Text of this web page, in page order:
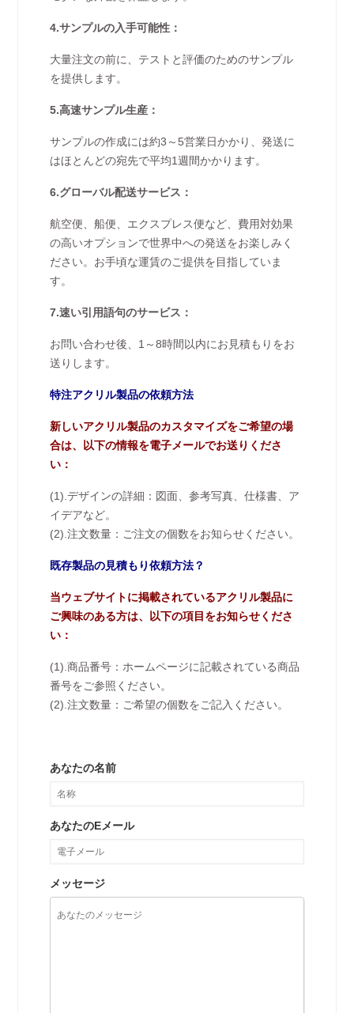
4.サンプルの入手可能性：
大量注文の前に、テストと評価のためのサンプル
を提供します。
5.高速サンプル生産：
サンプルの作成には約3～5営業日かかり、発送に
はほとんどの宛先で平均1週間かかります。
6.グローバル配送サービス：
航空便、船便、エクスプレス便など、費用対効果
の高いオプションで世界中への発送をお楽しみく
ださい。お手頃な運賃のご提供を目指していま
す。
7.速い引用語句のサービス：
お問い合わせ後、1～8時間以内にお見積もりをお
送りします。
特注アクリル製品の依頼方法
新しいアクリル製品のカスタマイズをご希望の場
合は、以下の情報を電子メールでお送りくださ
い：
(1).デザインの詳細：図面、参考写真、仕様書、ア
イデアなど。
(2).注文数量：ご注文の個数をお知らせください。
既存製品の見積もり依頼方法？
当ウェブサイトに掲載されているアクリル製品に
ご興味のある方は、以下の項目をお知らせくださ
い：
(1).商品番号：ホームページに記載されている商品
番号をご参照ください。
(2).注文数量：ご希望の個数をご記入ください。
あなたの名前
あなたのEメール
メッセージ